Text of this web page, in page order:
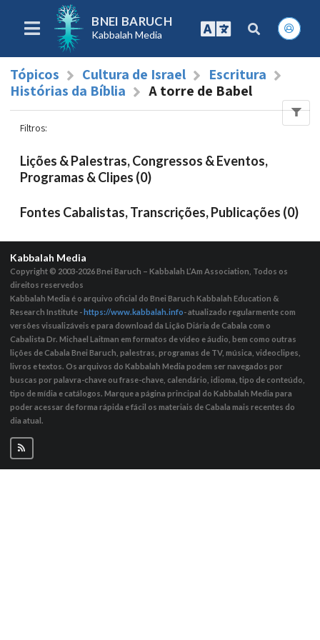
BNEI BARUCH
Kabbalah Media
Tópicos Cultura de Israel
Escritura
Histórias da Bíblia
A torre de Babel
Filtros:
Lições & Palestras, Congressos & Eventos,
Programas & Clipes (0)
Fontes Cabalistas, Transcrições, Publicações (0)
Kabbalah Media
Copyright © 2003-2026Bnei Baruch – Kabbalah L’Am Association, Todos os
direitos reservedos
Kabbalah Media é o arquivo oficial do Bnei Baruch Kabbalah Education &
Research Institute -https://www.kabbalah.info- atualizado regularmente com
versões visualizáveis ​​e para download da Lição Diária de Cabala com o
Cabalista Dr. Michael Laitman em formatos de vídeo e áudio, bem como outras
lições de Cabala Bnei Baruch, palestras, programas de TV, música, videoclipes,
livros e textos. Os arquivos do Kabbalah Media podem ser navegados por
buscas por palavra-chave ou frase-chave, calendário, idioma, tipo de conteúdo,
tipo de mídia e catálogos. Marque a página principal do Kabbalah Media para
poder acessar de forma rápida e fácil os materiais de Cabala mais recentes do
dia atual.